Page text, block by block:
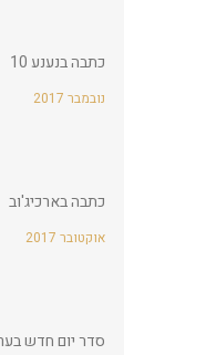
כתבה בנענע 10
2017 נובמבר
כתבה בארכיג'וב
2017 אוקטובר
סדר יום חדש